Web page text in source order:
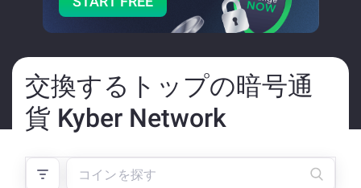
交換するトップの暗号通
貨 Kyber Network